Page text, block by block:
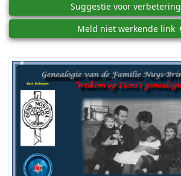
Suggestie voor verbetering
Meld niet werkende link